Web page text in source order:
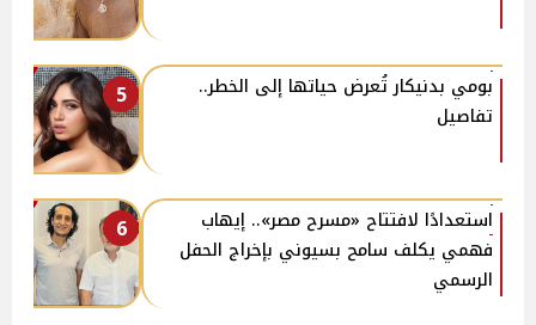
5
بومي بدنيكار تُعرض حياتها إلى الخطر..
تفاصيل
6
استعدادًا لافتتاح «مسرح مصر».. إيهاب
فهمي يكلف سامح بسيوني بإخراج الحفل
الرسمي